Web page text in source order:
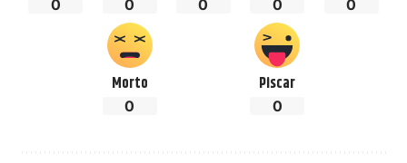
0 0 0 0 0
Morto
0
Piscar
0